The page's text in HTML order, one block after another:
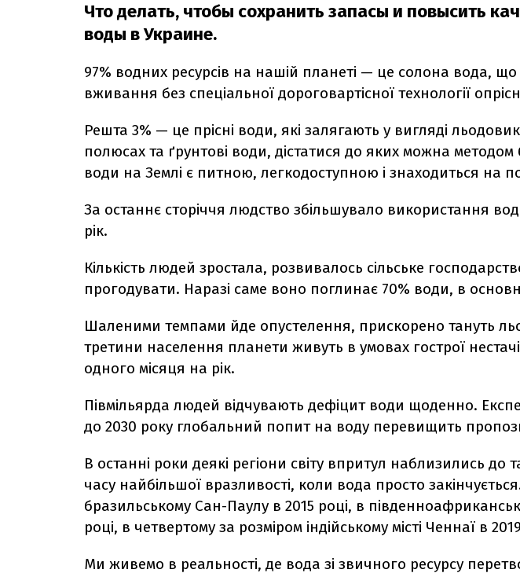
Что делать, чтобы сохранить запасы и повысить
воды в Украине.
97% водних ресурсів на нашій планеті — це солона вода,
вживання без спеціальної дороговартісної технології
Решта 3% — це прісні води, які залягають у вигляді
полюсах та ґрунтові води, дістатися до яких можна
води на Землі є питною, легкодоступною і знаходиться на
За останнє сторіччя людство збільшувало використання
рік.
Кількість людей зростала, розвивалось сільське
прогодувати. Наразі саме воно поглинає 70% води, в
Шаленими темпами йде опустелення, прискорено тануть
третини населення планети живуть в умовах гострої
одного місяця на рік.
Півмільярда людей відчувають дефіцит води щоденно.
до 2030 року глобальний попит на воду перевищить
В останні роки деякі регіони світу впритул наблизились до
часу найбільшої вразливості, коли вода просто
бразильському Сан-Паулу в 2015 році, в
році, в четвертому за розміром індійському місті Ченнаї в
Ми живемо в реальності, де вода зі звичного ресурсу